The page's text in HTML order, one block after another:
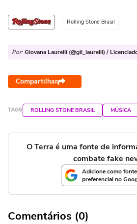
Rolling Stone Brasil
Por: Giovana Laurelli (@gii_laurelli) /
Compartilhar
TAGS ROLLING STONE BRASIL MÚSICA
O Terra é uma fonte de
combate fake
Adicione como fonte
preferencial no
Comentários (0)